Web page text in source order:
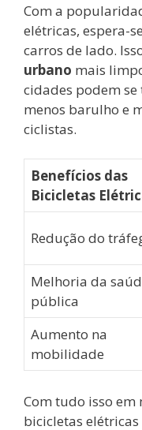
Com a
elétricas, espera-
carros de lado.
urbano mais
cidades podem
menos barulho e
ciclistas.
Benefícios das
Bicicletas
Redução do
Melhoria da
pública
Aumento na
mobilidade
Com tudo isso em
bicicletas